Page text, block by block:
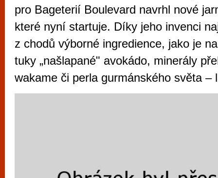
pro Bageterií Boulevard navrhl nové
které nyní startuje. Díky jeho invenci
z chodů výborné ingredience, jako je
tuky „našlapané" avokádo, minerály
wakame či perla gurmánského světa –
vyzkoušet různé kasinové hry. V
metropoli naleznete širokou nabídku her
po moderní automaty jak pro pravidelné
příležitostné hráče. V...